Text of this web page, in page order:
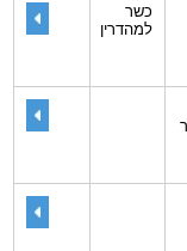
כשר
למהדרין